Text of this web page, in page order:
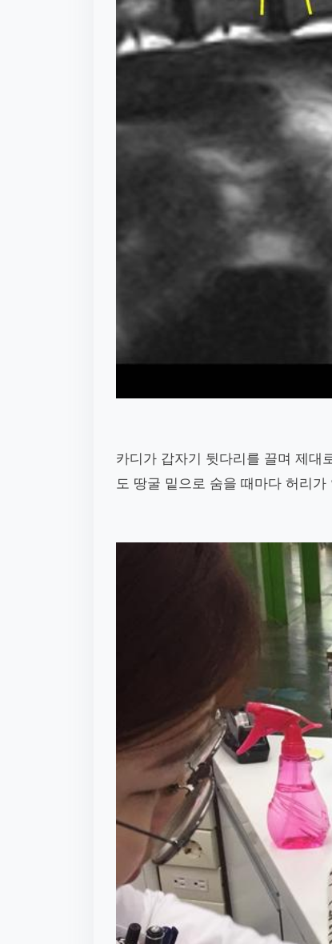
카디가 갑자기 뒷다리를 끌며 제대
도 땅굴 밑으로 숨을 때마다 허리